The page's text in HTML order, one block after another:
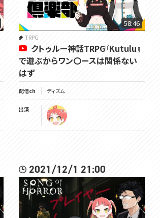
58:46
TRPG
クトゥルー神話TRPG『Kutulu』
で遊ぶからワン〇ースは関係ない
はず
配信ch ディズム
出演
2021/12/1 21:00